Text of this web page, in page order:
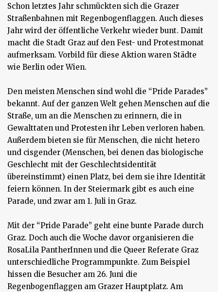
Schon letztes Jahr schmückten sich die Grazer
Straßenbahnen mit Regenbogenflaggen. Auch dieses
Jahr wird der öffentliche Verkehr wieder bunt. Damit
macht die Stadt Graz auf den Fest- und Protestmonat
aufmerksam. Vorbild für diese Aktion waren Städte
wie Berlin oder Wien.
Den meisten Menschen sind wohl die “Pride Parades”
bekannt. Auf der ganzen Welt gehen Menschen auf die
Straße, um an die Menschen zu erinnern, die in
Gewalttaten und Protesten ihr Leben verloren haben.
Außerdem bieten sie für Menschen, die nicht hetero
und cisgender (Menschen, bei denen das biologische
Geschlecht mit der Geschlechtsidentität
übereinstimmt) einen Platz, bei dem sie ihre Identität
feiern können. In der Steiermark gibt es auch eine
Parade, und zwar am 1. Juli in Graz.
Mit der “Pride Parade” geht eine bunte Parade durch
Graz. Doch auch die Woche davor organisieren die
RosaLila PantherInnen und die Queer Referate Graz
unterschiedliche Programmpunkte. Zum Beispiel
hissen die Besucher am 26. Juni die
Regenbogenflaggen am Grazer Hauptplatz. Am